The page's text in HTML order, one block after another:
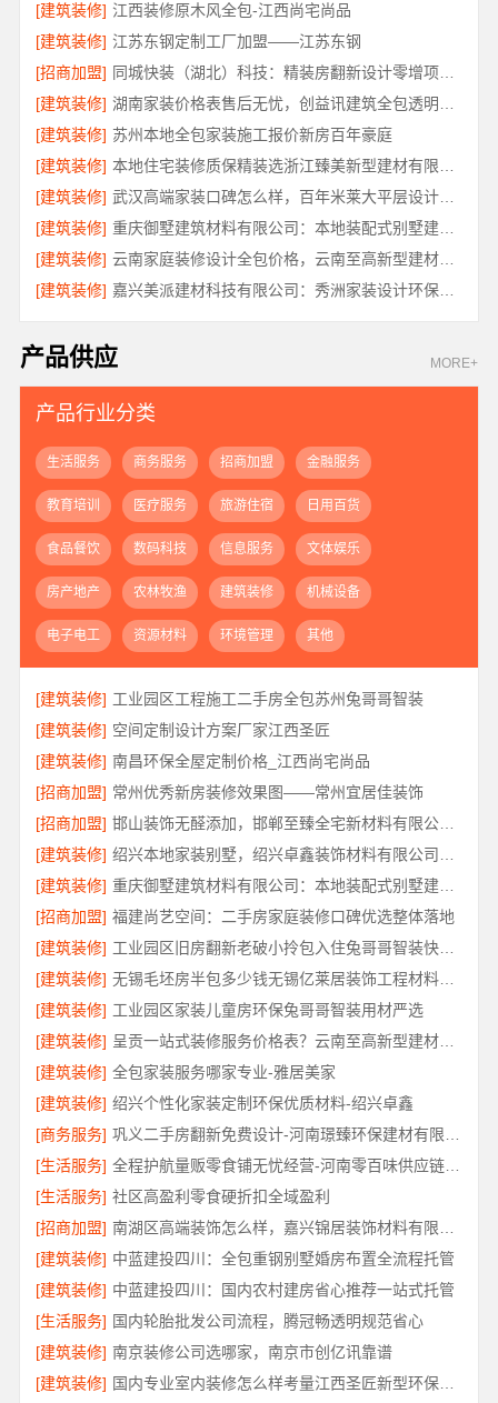
[建筑装修] 江西装修原木风全包-江西尚宅尚品
[建筑装修] 江苏东钢定制工厂加盟——江苏东钢
[招商加盟]
同城快装（湖北）科技：精装房翻新设计零增项更安心
[建筑装修]
[建筑装修] 苏州本地全包家装施工报价新房百年豪庭
[建筑装修]
[建筑装修]
武汉高端家装口碑怎么样，百年米莱大平层设计装修实景
[建筑装修]
重庆御墅建筑材料有限公司：本地装配式别墅建造零增项
[建筑装修]
云南家庭装修设计全包价格，云南至高新型建材有限公司
[建筑装修]
嘉兴美派建材科技有限公司：秀洲家装设计环保材料推荐
产品供应 MORE+
产品行业分类
生活服务 商务服务 招商加盟 金融服务
教育培训 医疗服务 旅游住宿 日用百货
食品餐饮 数码科技 信息服务 文体娱乐
房产地产 农林牧渔 建筑装修 机械设备
电子电工 资源材料 环境管理 其他
[建筑装修] 工业园区工程施工二手房全包苏州兔哥哥智装
[建筑装修] 空间定制设计方案厂家江西圣匠
[建筑装修] 南昌环保全屋定制价格_江西尚宅尚品
[招商加盟] 常州优秀新房装修效果图——常州宜居佳装饰
[招商加盟]
邯山装饰无醛添加，邯郸至臻全宅新材料有限公司源头环保
[建筑装修]
[建筑装修]
重庆御墅建筑材料有限公司：本地装配式别墅建造零增项
[招商加盟] 福建尚艺空间：二手房家庭装修口碑优选整体落地
[建筑装修]
工业园区旧房翻新老破小拎包入住兔哥哥智装快速交付
[建筑装修]
无锡毛坯房半包多少钱无锡亿莱居装饰工程材料有限公司
[建筑装修] 工业园区家装儿童房环保兔哥哥智装用材严选
[建筑装修]
呈贡一站式装修服务价格表？云南至高新型建材有限公司闭口合同无增项
[建筑装修] 全包家装服务哪家专业-雅居美家
[建筑装修] 绍兴个性化家装定制环保优质材料-绍兴卓鑫
[商务服务]
[生活服务]
全程护航量贩零食铺无忧经营-河南零百味供应链有限公司
[生活服务] 社区高盈利零食硬折扣全域盈利
[招商加盟]
[建筑装修] 中蓝建投四川：全包重钢别墅婚房布置全流程托管
[建筑装修] 中蓝建投四川：国内农村建房省心推荐一站式托管
[生活服务] 国内轮胎批发公司流程，腾冠畅透明规范省心
[建筑装修] 南京装修公司选哪家，南京市创亿讯靠谱
[建筑装修]
国内专业室内装修怎么样考量江西圣匠新型环保材料有限公司